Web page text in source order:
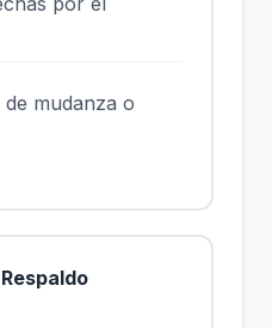
mudanza o